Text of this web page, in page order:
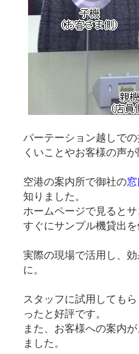
パーテーション越しで
くいことやお客様の声
空港の案内所で御社の
知りました。
ホームページで見ると
すぐにサンプル機貸出
実際の現場で活用し、
に。
スタッフに試用しても
ったと好評です。
また、お客様への案内
ました。